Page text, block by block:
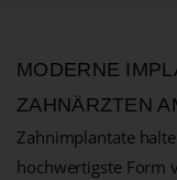
MODERNE
ZAHNÄRZTEN
Zahnimplantate
hochwertigste Form